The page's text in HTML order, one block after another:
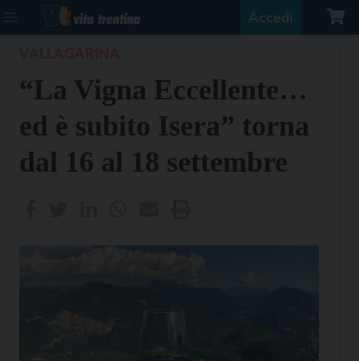
Accedi
“La Vigna Eccellente…
ed è subito Isera” torna
dal 16 al 18 settembre